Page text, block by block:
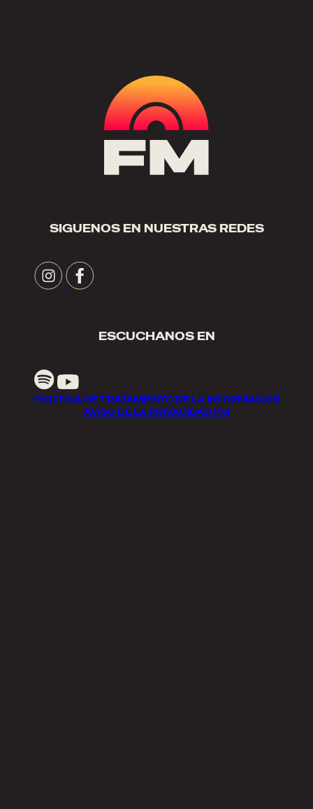
SIGUENOS EN NUESTRAS REDES
ESCUCHANOS EN
POLITICA DE TRATAMIENTO DE LA INFORMACION
AVISO DE LA PRIVACIDAD FM